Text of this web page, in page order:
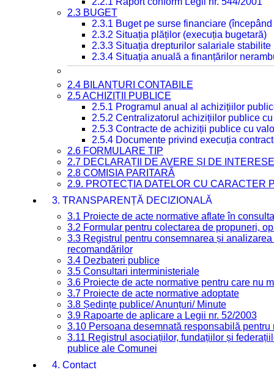
2.3 BUGET
2.3.1 Buget pe surse financiare
2.3.2 Situația plăților (execuția bugetară)
2.3.3 Situația drepturilor salariale
2.3.4 Situația anuală a finanțărilor
2.4 BILANȚURI CONTABILE
2.5 ACHIZIȚII PUBLICE
2.5.1 Programul anual al achizițiilor
2.5.2 Centralizatorul achizițiilor publice
2.5.3 Contracte de achiziții publice cu
2.5.4 Documente privind execuția
2.6 FORMULARE TIP
2.7 DECLARAȚII DE AVERE ȘI DE INTERESE
2.8 COMISIA PARITARĂ
2.9. PROTECȚIA DATELOR CU CARACTER
3. TRANSPARENȚĂ DECIZIONALĂ
3.1 Proiecte de acte normative aflate în
3.2 Formular pentru colectarea de propuneri,
3.3 Registrul pentru consemnarea și
recomandărilor
3.4 Dezbateri publice
3.5 Consultari interministeriale
3.6 Proiecte de acte normative pentru care nu
3.7 Proiecte de acte normative adoptate
3.8 Ședințe publice/ Anunțuri/ Minute
3.9 Rapoarte de aplicare a Legii nr. 52/2003
3.10 Persoana desemnată responsabilă
3.11 Registrul asociațiilor, fundațiilor și
publice ale Comunei
4. Contact